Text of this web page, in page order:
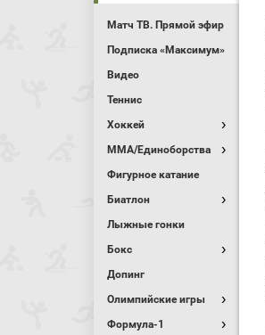
Матч ТВ. Прямой эфир
Подписка «Максимум»
Видео
Теннис
Хоккей
MMA/Единоборства
Фигурное катание
Биатлон
Лыжные гонки
Бокс
Допинг
Олимпийские игры
Формула-1